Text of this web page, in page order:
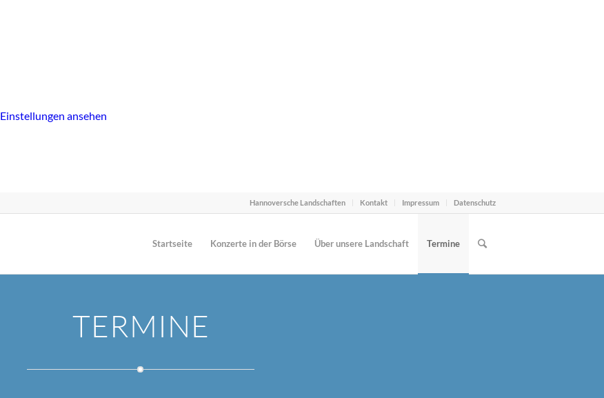
Einstellungen ansehen
Hannoversche Landschaften Kontakt Impressum Datenschutz
Startseite Konzerte in der Börse Über unsere Landschaft Termine
TERMINE